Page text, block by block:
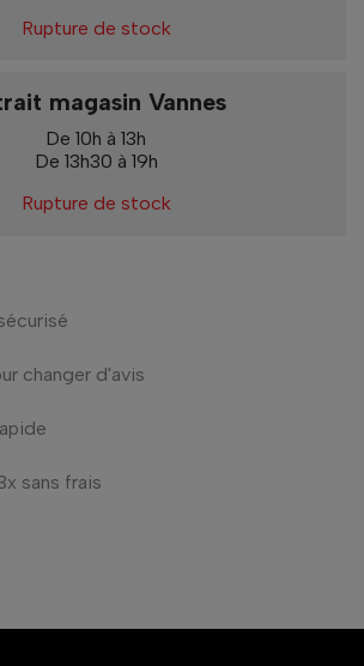
Rupture de stock
magasin Vannes
De 10h à 13h
De 13h30 à 19h
Rupture de stock
changer d'avis
sans frais